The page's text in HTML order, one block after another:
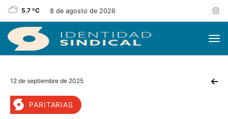
5.7 ºC 8 de agosto de 2026
12 de septiembre de 2025
PARITARIAS